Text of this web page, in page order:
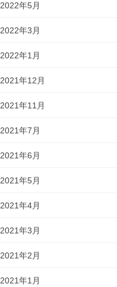
2022年5月
2022年3月
2022年1月
2021年12月
2021年11月
2021年7月
2021年6月
2021年5月
2021年4月
2021年3月
2021年2月
2021年1月